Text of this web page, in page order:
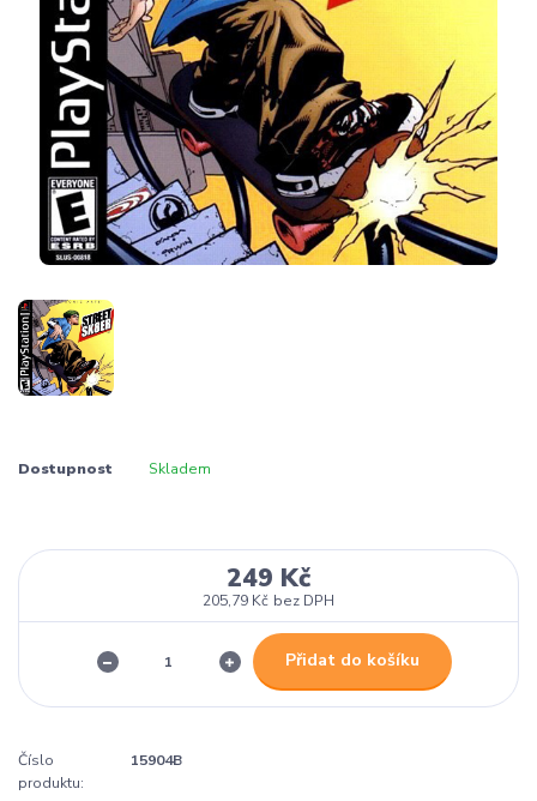
Dostupnost Skladem
249 Kč
205,79 Kč bez DPH
Přidat do košíku
Číslo
produktu:
15904B